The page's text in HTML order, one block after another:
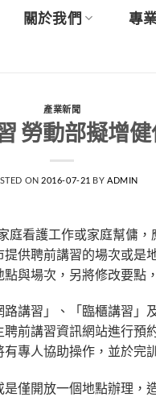
關於我們 專
產業新聞
勞動部擬增
ON 2016-07-21 BY ADMIN
看護工作或家庭幫傭
供聘前講習的場次或是
與場次，另將修改要點
講習」、「臨櫃講習」
前講習資訊網站進行預
專人協助操作，並於完
僅開放一個地點辦理，